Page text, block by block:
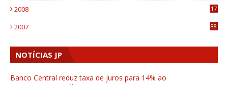
2008
17
2007 88
NOTÍCIAS JP
Banco Central reduz taxa de juros para 14% ao